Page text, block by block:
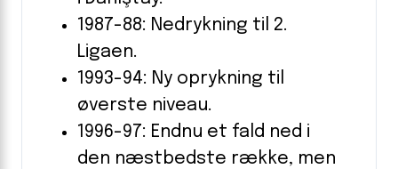
1987-88: Nedrykning til 2.
Ligaen.
1993-94: Ny oprykning til
øverste niveau.
1996-97: Endnu et fald ned i
den næstbedste række, men